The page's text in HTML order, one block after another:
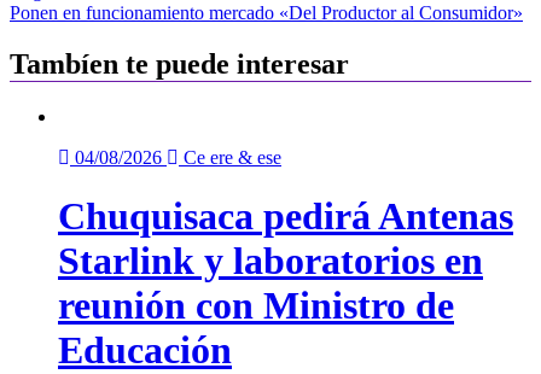
Ponen en funcionamiento mercado «Del Productor al Consumidor»
Tambíen te puede interesar
04/08/2026 Ce ere & ese
Chuquisaca pedirá Antenas
Starlink y laboratorios en
reunión con Ministro de
Educación